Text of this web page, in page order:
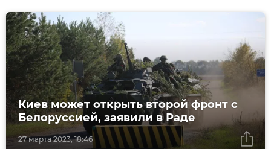
27 марта 2023, 18:46
Киев может открыть второй фронт с
Белоруссией, заявили в Раде